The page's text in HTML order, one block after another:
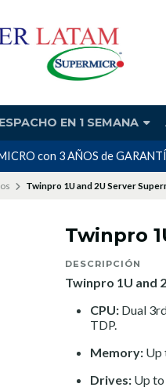
EN 1 SEMANA
con 3 AÑOS de
Twinpro 1U and 2U Server
Twinpro
DESCRIPCIÓN
Twinpro 1U and
CPU: Dual
TDP.
Memory: Up
Drives: Up